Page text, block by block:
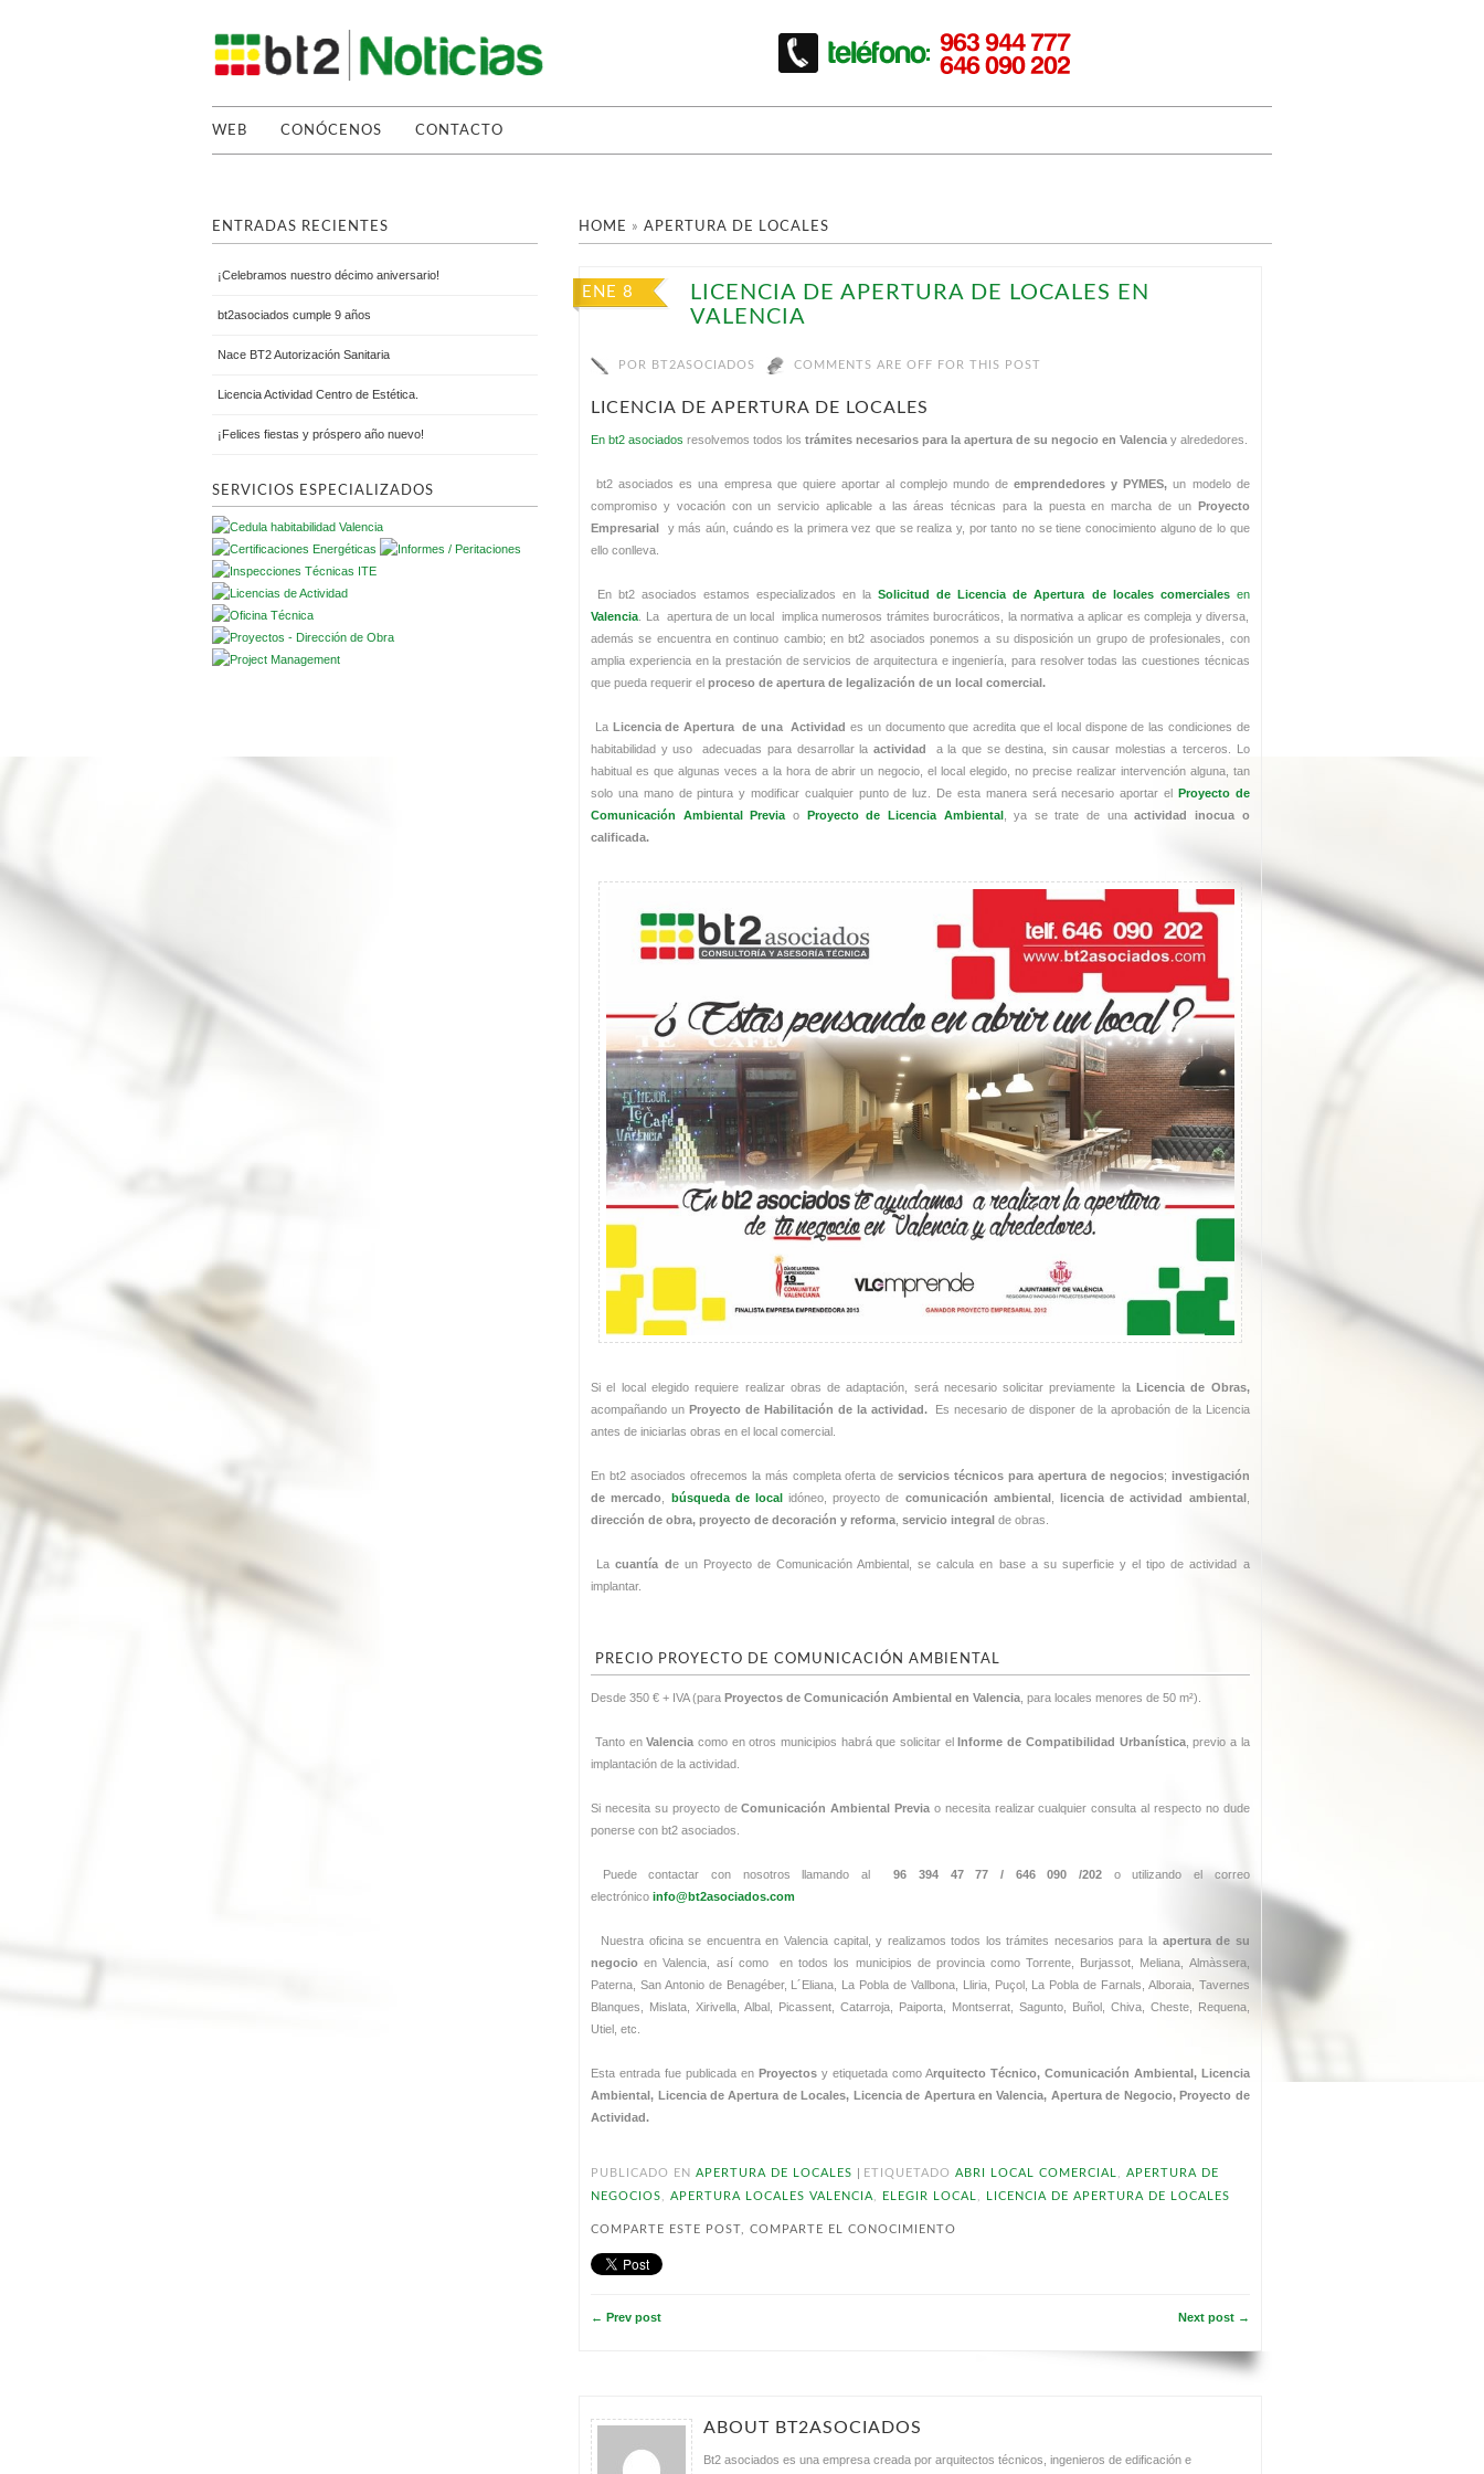
WEB CONÓCENOS CONTACTO
HOME »APERTURA DE LOCALES
ENE 8
LICENCIA DE APERTURA DE LOCALES EN
VALENCIA
POR BT2ASOCIADOS COMMENTS ARE OFF FOR THIS POST
LICENCIA DE APERTURA DE LOCALES
En bt2 asociados resolvemos todos lostrámites necesarios para la apertura de su negocio en Valencia y alrededores.
bt2 asociados es una empresa que quiere aportar al complejo mundo deemprendedores y PYMES,un modelo de
compromiso y vocación con un servicio aplicable a las áreas técnicas para la puesta en marcha de un Proyecto
Empresarial
y más aún, cuándo es la primera vez que se realiza y, por tanto no se tiene conocimiento alguno de lo que
ello conlleva.
En bt2 asociados estamos especializados en la Solicitud de Licencia de Apertura de locales comercialesen
Valencia . La apertura de un local implica numerosos trámites burocráticos, la normativa a aplicar es compleja y diversa,
además se encuentra en continuo cambio; en bt2 asociados ponemos a su disposición un grupo de profesionales, con
amplia experiencia en la prestación de servicios de arquitectura e ingeniería, para resolver todas las cuestiones técnicas
que pueda requerir elproceso de apertura de legalización de un local comercial.
La Licencia de Apertura de una Actividades un documento que acredita que el local dispone de las condiciones de
habitabilidad y uso adecuadas para desarrollar la actividad a la que se destina, sin causar molestias a terceros. Lo
habitual es que algunas veces a la hora de abrir un negocio, el local elegido, no precise realizar intervención alguna, tan
solo una mano de pintura y modificar cualquier punto de luz. De esta manera será necesario aportar elProyecto de
Comunicación Ambiental Previa o Proyecto de Licencia Ambiental, ya se trate de unaactividad inocua o
calificada.
Si el local elegido requiere realizar obras de adaptación, será necesario solicitar previamente laLicencia de Obras,
acompañando un Proyecto de Habilitación de la actividad.
Es necesario de disponer de la aprobación de la Licencia
antes de iniciarlas obras en el local comercial.
En bt2 asociados ofrecemos la más completa oferta deservicios técnicos para apertura de negocios; investigación
de mercado
búsqueda de localidóneo, proyecto de comunicación ambiental,licencia de actividad ambiental,
dirección de obra, proyecto de decoración y reforma ,servicio integral de obras.
La cuantía de un Proyecto de Comunicación Ambiental, se calcula en base a su superficie y el tipo de actividad a
implantar.
PRECIO PROYECTO DE COMUNICACIÓN AMBIENTAL
Desde 350 € + IVA (para Proyectos de Comunicación Ambiental en Valencia , para locales menores de 50 m²).
Tanto enValencia como en otros municipios habrá que solicitar el Informe de Compatibilidad Urbanística, previo a la
implantación de la actividad.
Si necesita su proyecto deComunicación Ambiental Previa o necesita realizar cualquier consulta al respecto no dude
ponerse con bt2 asociados.
Puede contactar con nosotros llamando al 96 394 47 77 / 646 090 /202o utilizando el correo
electrónico info@bt2asociados.com
Nuestra oficina se encuentra en Valencia capital, y realizamos todos los trámites necesarios para la apertura de su
negocio en Valencia, así como en todos los municipios de provincia como Torrente, Burjassot, Meliana, Almàssera,
Paterna, San Antonio de Benagéber, L´Eliana, La Pobla de Vallbona, Lliria, Puçol, La Pobla de Farnals, Alboraia, Tavernes
Blanques, Mislata, Xirivella, Albal, Picassent, Catarroja, Paiporta, Montserrat, Sagunto, Buñol, Chiva, Cheste, Requena,
Utiel, etc.
Esta entrada fue publicada en Proyectosy etiquetada como Arquitecto Técnico, Comunicación Ambiental, Licencia
Ambiental, Licencia de Apertura de Locales, Licencia de Apertura en Valencia, Apertura de Negocio, Proyecto de
Actividad.
PUBLICADO EN APERTURA DE LOCALES ETIQUETADO ABRI LOCAL COMERCIAL,APERTURA DE
NEGOCIOS,APERTURA LOCALES VALENCIA, ELEGIR LOCAL, LICENCIA DE APERTURA DE LOCALES
COMPARTE ESTE POST, COMPARTE EL CONOCIMIENTO
← Prev post Next post →
ABOUT BT2ASOCIADOS
Bt2 asociados es una empresa creada por arquitectos técnicos, ingenieros de edificación e
ENTRADAS RECIENTES
¡Celebramos nuestro décimo aniversario!
bt2asociados cumple 9 años
Nace BT2 Autorización Sanitaria
Licencia Actividad Centro de Estética.
¡Felices fiestas y próspero año nuevo!
SERVICIOS ESPECIALIZADOS